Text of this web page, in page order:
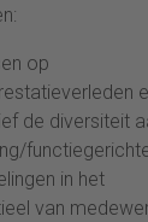
op
de diversiteit
in het
van